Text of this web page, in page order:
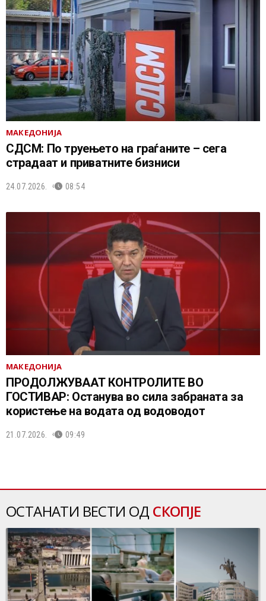
МАКЕДОНИЈА
СДСМ: По труењето на граѓаните – сега
страдаат и приватните бизниси
24.07.2026. 08:54
МАКЕДОНИЈА
ПРОДОЛЖУВААТ КОНТРОЛИТЕ ВО
ГОСТИВАР: Останува во сила забраната за
користење на водата од водоводот
21.07.2026. 09:49
ОСТАНАТИ ВЕСТИ ОД СКОПЈЕ